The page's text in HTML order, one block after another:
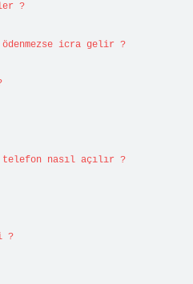
?
ödenmezse icra gelir ?
telefon nasıl açılır ?
?